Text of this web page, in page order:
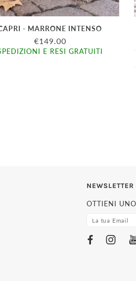
- MARRONE INTENSO
€149.00
E RESI GRATUITI
NEWSLETTER
OTTIENI